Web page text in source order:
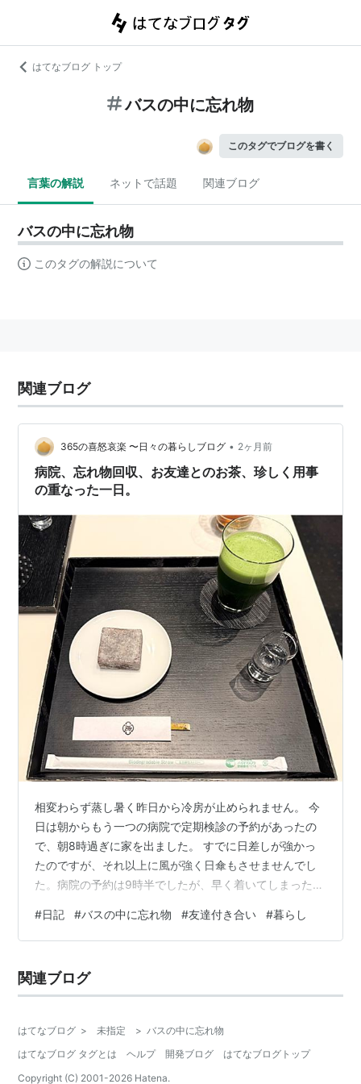
はてなブログ トップ
バスの中に忘れ物
このタグでブログを書く
言葉の解説 ネットで話題 関連ブログ
バスの中に忘れ物
このタグの解説について
関連ブログ
365の喜怒哀楽 〜日々の暮らしブログ • 2ヶ月前
病院、忘れ物回収、お友達とのお茶、珍しく用事
の重なった一日。
相変わらず蒸し暑く昨日から冷房が止められません。 今
日は朝からもう一つの病院で定期検診の予約があったの
で、朝8時過ぎに家を出ました。 すでに日差しが強かっ
たのですが、それ以上に風が強く日傘もさせませんでし
た。病院の予約は9時半でしたが、早く着いてしまったの
という間に終了…予定よりも早く終わったので、渋谷で
少しだけ休憩しました。 暑かったので冷たいものでもグ
やし過ぎないようにと、あえてホットドリンクにしまし
た。 忍耐です（笑）一息ついた後、都バスの渋谷営業所
#日記 #バスの中に忘れ物 #友達付き合い #暮らし
関連ブログ
はてなブログ > 未指定 > バスの中に忘れ物
はてなブログ タグとは
ヘルプ 開発ブログ
はてなブログトップ
Copyright (C) 2001-2026 Hatena.